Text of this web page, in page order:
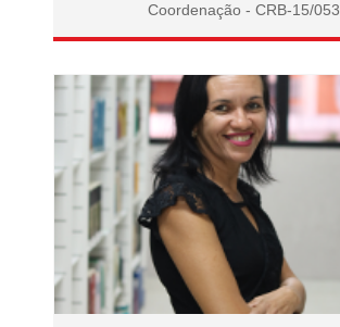
Coordenação - CRB-15/053